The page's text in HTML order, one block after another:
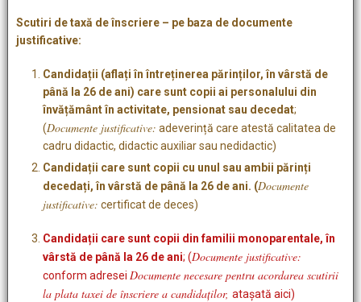
Scutiri de taxă de înscriere – pe baza de documente
justificative:
Candidații (aflați în întreținerea părinților, în vârstă de
până la 26 de ani) care sunt copii ai personalului din
învățământ în activitate, pensionat sau decedat;
(Documente justificative: adeverință care atestă calitatea de
cadru didactic, didactic auxiliar sau nedidactic)
Candidații care sunt copii cu unul sau ambii părinți
decedați, în vârstă de până la 26 de ani. (Documente
justificative: certificat de deces)
Candidații care sunt copii din familii monoparentale, în
vârstă de până la 26 de ani; (Documente justificative:
conform adresei Documente necesare pentru acordarea scutirii
la plata taxei de înscriere a candidaților, ataşată aici)